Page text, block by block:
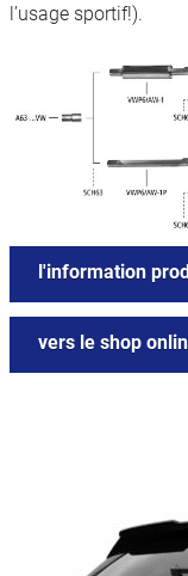
l’usage sportif!).
l'information
vers le shop